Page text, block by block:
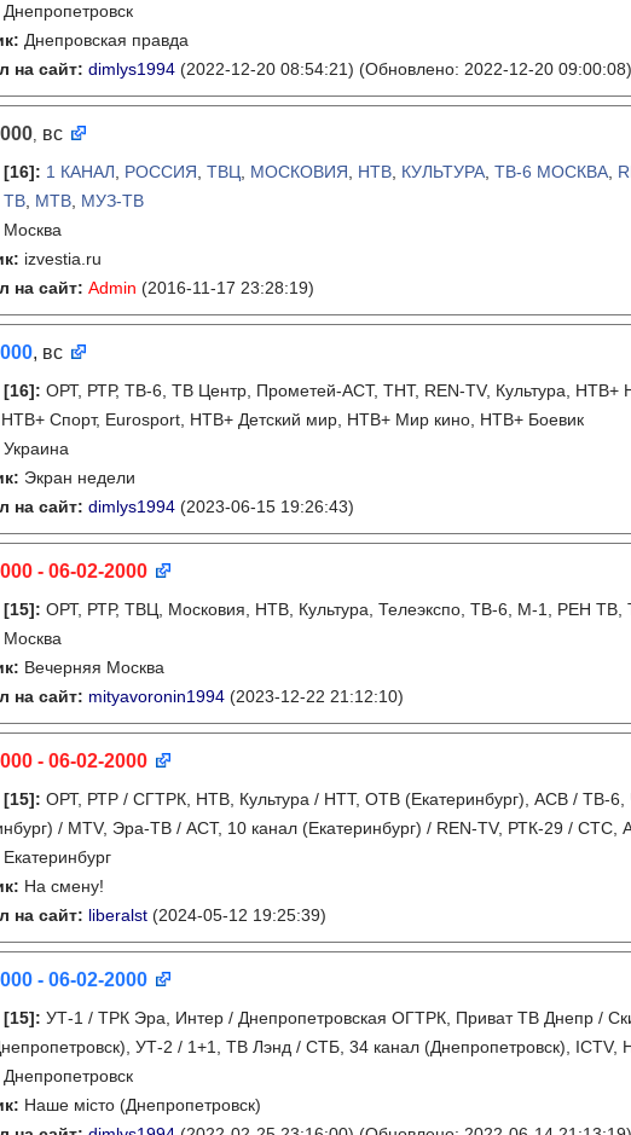
Днепропетровск
Днепровская правда
на сайт: dimlys1994 (2022-12-20 08:54:21) (Обновлено: 2022-12-20 09:00:08)
, вс
[16]: 1 КАНАЛ РОССИЯ ТВЦ МОСКОВИЯ НТВ КУЛЬТУРА ТВ-6 МОСКВА
ТВ МТВ МУЗ-ТВ
Москва
izvestia.ru
на сайт: Admin (2016-11-17 23:28:19)
, вс
[16]: ОРТ, РТР, ТВ-6, ТВ Центр, Прометей-АСТ, ТНТ, REN-TV, Культура,
Спорт, Eurosport, НТВ+ Детский мир, НТВ+ Мир кино, НТВ+ Боевик
Украина
Экран недели
на сайт: dimlys1994 (2023-06-15 19:26:43)
- 06-02-2000
[15]: ОРТ, РТР, ТВЦ, Московия, НТВ, Культура, Телеэкспо, ТВ-6, М-1, РЕН
Москва
Вечерняя Москва
на сайт: mityavoronin1994 (2023-12-22 21:12:10)
- 06-02-2000
[15]: ОРТ, РТР / СГТРК, НТВ, Культура / НТТ, ОТВ (Екатеринбург), АСВ / ТВ-6,
/ MTV, Эра-ТВ / АСТ, 10 канал (Екатеринбург) / REN-TV, РТК-29 /
Екатеринбург
На смену!
на сайт: liberalst (2024-05-12 19:25:39)
- 06-02-2000
[15]: УТ-1 / ТРК Эра, Интер / Днепропетровская ОГТРК, Приват ТВ Днепр /
УТ-2 / 1+1, ТВ Лэнд / СТБ, 34 канал (Днепропетровск),
Днепропетровск
Наше місто (Днепропетровск)